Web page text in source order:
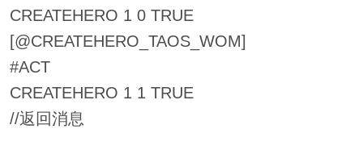
CREATEHERO 1 0 TRUE
[@CREATEHERO_TAOS_WOM]
#ACT
CREATEHERO 1 1 TRUE
//返回消息